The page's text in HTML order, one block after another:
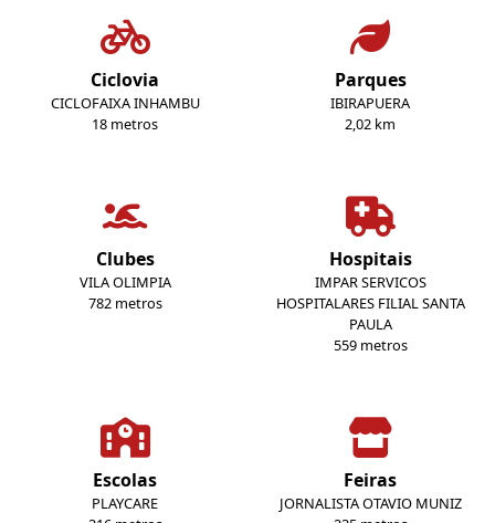
Ciclovia
CICLOFAIXA INHAMBU
18 metros
Parques
IBIRAPUERA
2,02 km
Clubes
VILA OLIMPIA
782 metros
Hospitais
IMPAR SERVICOS
HOSPITALARES FILIAL SANTA
PAULA
559 metros
Escolas
PLAYCARE
Feiras
JORNALISTA OTAVIO MUNIZ